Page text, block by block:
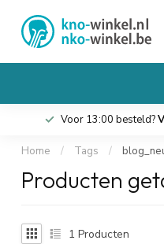
Voor 13:00 besteld?
Home / Tags /
Producten
1 Producten